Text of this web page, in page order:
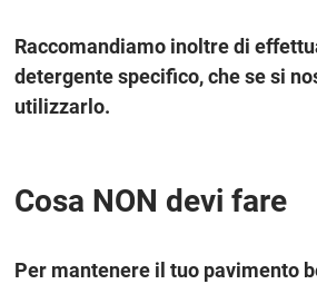
Raccomandiamo inoltre di
detergente specifico, che se si
utilizzarlo.
Cosa NON devi fare
Per mantenere il tuo pavimento